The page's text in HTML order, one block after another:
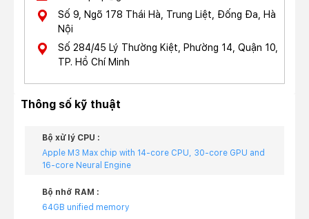
Số 9, Ngõ 178 Thái Hà, Trung Liệt, Đống Đa, Hà
Nội
Số 284/45 Lý Thường Kiệt, Phường 14, Quận 10,
TP. Hồ Chí Minh
Thông số kỹ thuật
Bộ xử lý CPU :
Apple M3 Max chip with 14-core CPU, 30-core GPU and
16-core Neural Engine
Bộ nhớ RAM :
64GB unified memory